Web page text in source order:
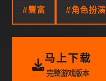
#豐富 #角色扮演
马上下载
完整游戏版本